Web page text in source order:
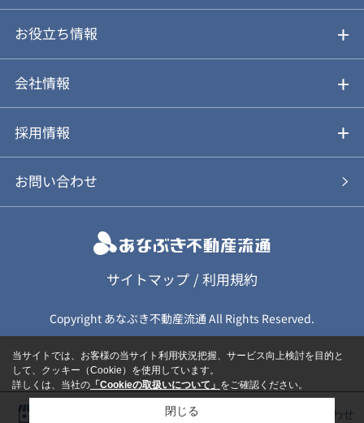
仲介と買取のメリット・デメリット
動画やパンフレットで見る
購入前も後も安心サポート
お気に入り
お役立ち情報
不動産Q&A
アルファジャーナル
会社情報
会社概要
スタッフ紹介
個人情報保護方針
カスタマーハラスメント基本方針
保険募集（勧誘）方針
採用情報
新卒採用について
キャリア採用について
応募に関する個人情報取扱について
お問い合わせ
サイトマップ /利用規約
Copyright あなぶき不動産流通 All Rights Reserved.
物件を探す 物件問い合わせ
当サイトでは、お客様の当サイト利用状況把握、サービス向上検討を目的と
して、クッキー（Cookie）を使用しています。
詳しくは、当社の 「Cookieの取扱いについて」 をご確認ください。
閉じる